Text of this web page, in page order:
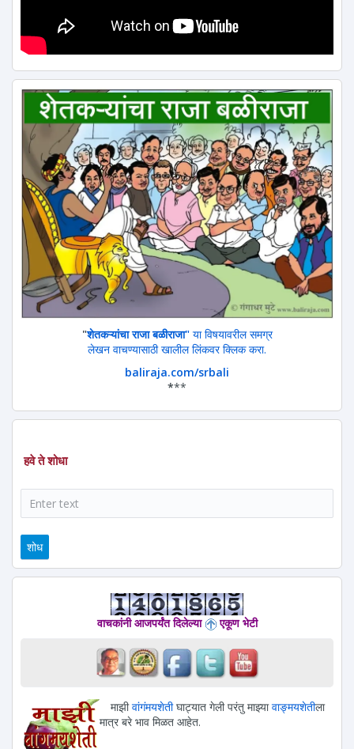
"शेतकऱ्यांचा राजा बळीराजा"या विषयावरील समग्र
लेखन वाचण्यासाठी खालील लिंकवर क्लिक करा.
baliraja.com/srbali
***
हवे ते शोधा
शोध
वाचकांनी आजपर्यंत दिलेल्या एकूण भेटी
माझीवांगंमयशेतीघाट्यात गेली परंतु माझ्यावाङ्मयशेतीला
मात्र बरे भाव मिळत आहेत.